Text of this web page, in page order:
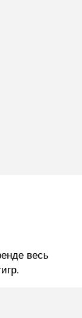
весь